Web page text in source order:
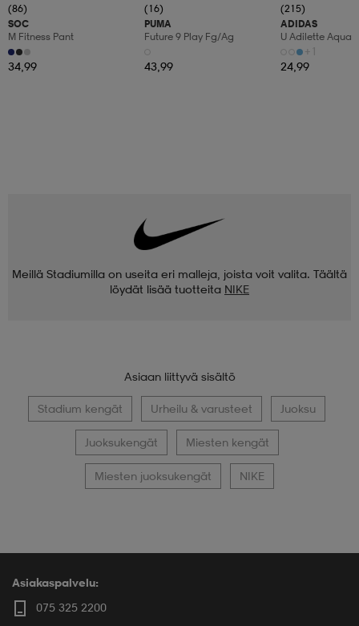
(86)
SOC
M Fitness Pant
34,99
(16)
PUMA
Future 9 Play Fg/ag
43,99
(215)
ADIDAS
U Adilette Aqua
+1
24,99
Meillä Stadiumilla on useita eri malleja, joista voit valita. Täältä
löydät lisää tuotteita NIKE
Asiaan liittyvä sisältö
Stadium kengät Urheilu & varusteet Juoksu
Juoksukengät Miesten kengät
Miesten juoksukengät NIKE
Asiakaspalvelu:
075 325 2200